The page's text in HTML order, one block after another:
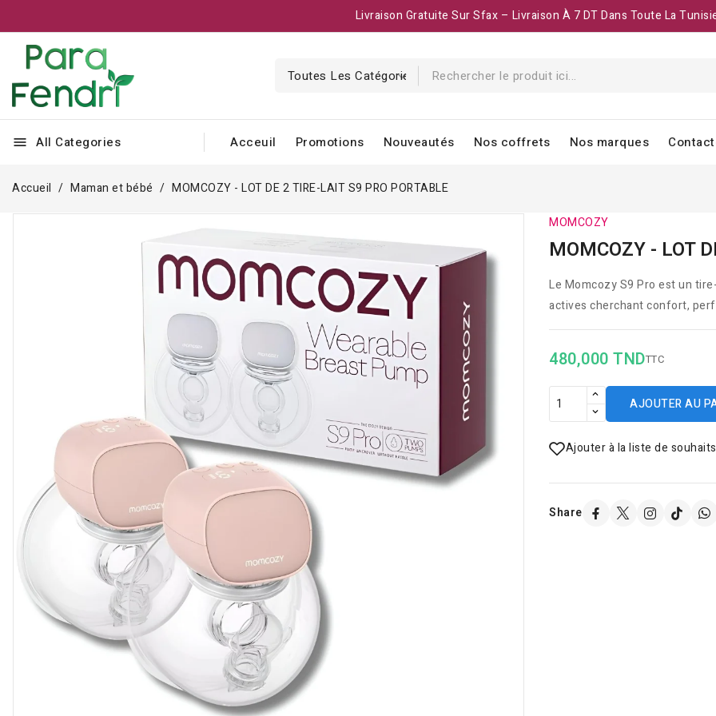
Livraison Gratuite Sur Sfax – Livraison À 7 DT Dans Toute La
menu All Categories Acceuil Promotions Nouveautés Nos coffrets Nos marques
Accueil Maman et bébé MOMCOZY - LOT DE 2 TIRE-LAIT S9 PRO PORTABLE
MOMCOZY
MOMCOZY - LOT
Le Momcozy S9 Pro est un
actives cherchant confort,
480,000 TNDTTC
AJOUTER AU
Ajouter à la liste de souhaits
Share